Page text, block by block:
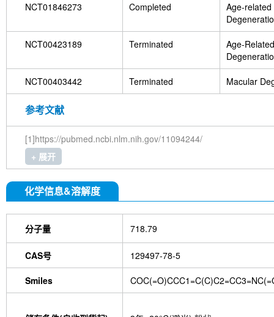
NCT01846273 Completed
Age-
Choroidal
NCT00423189
Terminated
Age-
NCT00403442 Terminated Macular
参考文献
[1]https://pubmed.ncbi.nlm.nih.gov/11094244/
+ 展开
化学信息&溶解度
分子量 718.79
CAS号 129497-78-5
Smiles